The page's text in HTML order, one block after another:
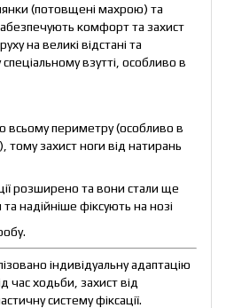
(потовщені махрою) та
комфорт та захист
на великі відстані та
взутті, особливо в
всьому периметру (особливо в
тому захист ноги від натирань
розширено та вони стали ще
надійніше фіксують на нозі
індивідуальну адаптацію
час ходьби, захист від
систему фіксації.